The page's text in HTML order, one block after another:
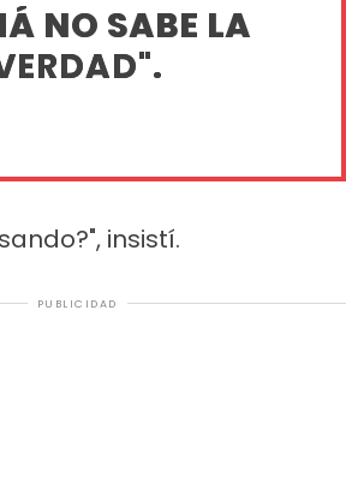
NO SABE LA
insistí.
PUBLICIDAD